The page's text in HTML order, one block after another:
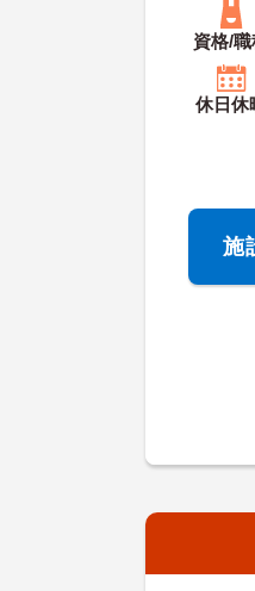
資格/職
休日休
施